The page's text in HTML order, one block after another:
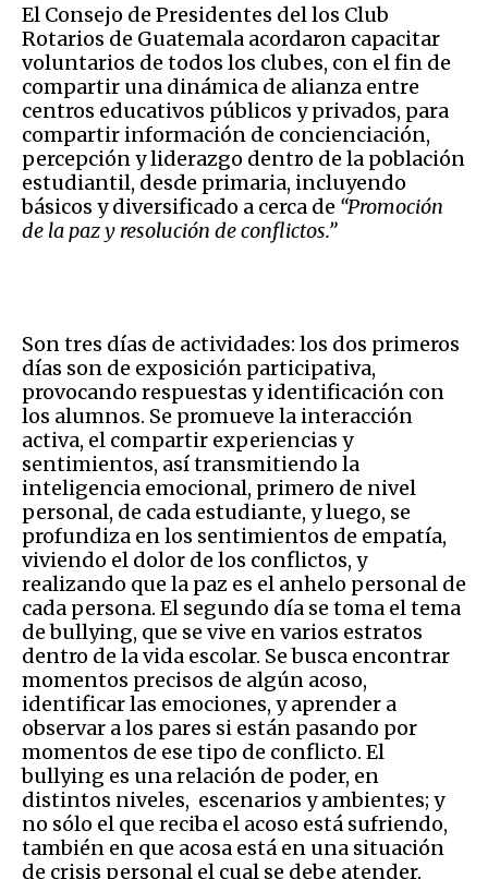
El Consejo de Presidentes del los Club
Rotarios de Guatemala acordaron capacitar
voluntarios de todos los clubes, con el fin de
compartir una dinámica de alianza entre
centros educativos públicos y privados, para
compartir información de concienciación,
percepción y liderazgo dentro de la población
estudiantil, desde primaria, incluyendo
básicos y diversificado a cerca de “Promoción
de la paz y resolución de conflictos.”
Son tres días de actividades: los dos primeros
días son de exposición participativa,
provocando respuestas y identificación con
los alumnos. Se promueve la interacción
activa, el compartir experiencias y
sentimientos, así transmitiendo la
inteligencia emocional, primero de nivel
personal, de cada estudiante, y luego, se
profundiza en los sentimientos de empatía,
viviendo el dolor de los conflictos, y
realizando que la paz es el anhelo personal de
cada persona. El segundo día se toma el tema
de bullying, que se vive en varios estratos
dentro de la vida escolar. Se busca encontrar
momentos precisos de algún acoso,
identificar las emociones, y aprender a
observar a los pares si están pasando por
momentos de ese tipo de conflicto. El
bullying es una relación de poder, en
distintos niveles, escenarios y ambientes; y
no sólo el que reciba el acoso está sufriendo,
también en que acosa está en una situación
de crisis personal el cual se debe atender.